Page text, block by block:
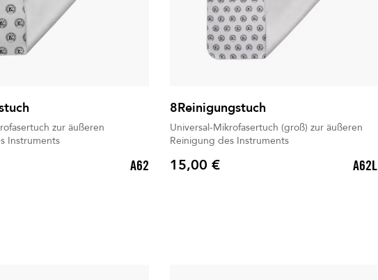
zur äußeren
Instruments
A62
8Reinigungstuch
Universal-Mikrofasertuch (groß) zur äußeren
Reinigung des Instruments
Preis
15,00 € A62L